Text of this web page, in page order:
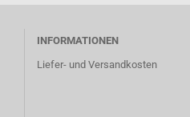
INFORMATIONEN
Liefer- und Versandkosten